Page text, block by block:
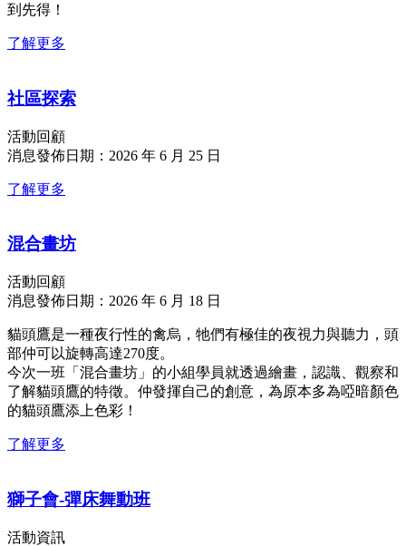
到先得！
了解更多
社區探索
活動回顧
消息發佈日期：2026 年 6 月 25 日
了解更多
混合畫坊
活動回顧
消息發佈日期：2026 年 6 月 18 日
貓頭鷹是一種夜行性的禽烏，牠們有極佳的夜視力與聽力，頭
部仲可以旋轉高達270度。
今次一班「混合畫坊」的小組學員就透過繪畫，認識、觀察和
了解貓頭鷹的特徵。仲發揮自己的創意，為原本多為啞暗顏色
的貓頭鷹添上色彩！
了解更多
獅子會-彈床舞動班
活動資訊